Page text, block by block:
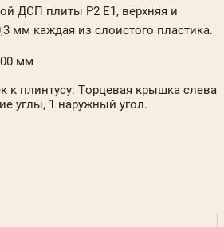
ДСП плиты P2 E1, верхняя и
мм каждая из слоистого пластика.
мм
к плинтусу: Торцевая крышка слева
углы, 1 наружный угол.